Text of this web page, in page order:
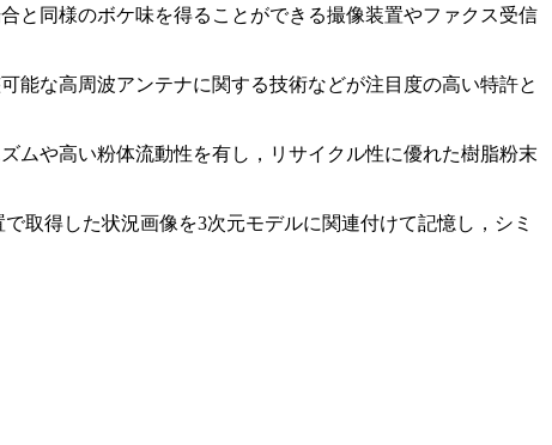
と同様のボケ味を得ることができる撮像装置やファクス受信
能な高周波アンテナに関する技術などが注目度の高い特許と
ムや高い粉体流動性を有し，リサイクル性に優れた樹脂粉末
取得した状況画像を3次元モデルに関連付けて記憶し，シミ